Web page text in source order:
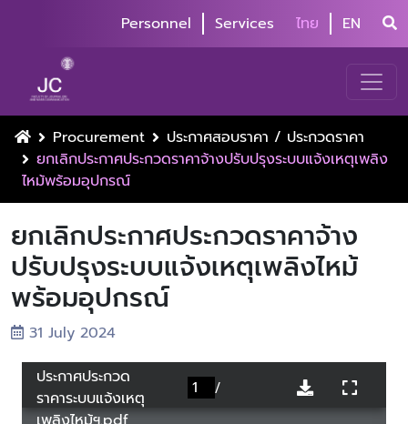
Personnel Services ไทย EN
Procurement
ประกาศสอบราคา / ประกวดราคา
ยกเลิกประกาศประกวดราคาจ้างปรับปรุงระบบแจ้งเหตุเพลิง
ไหม้พร้อมอุปกรณ์
ยกเลิกประกาศประกวดราคาจ้าง
ปรับปรุงระบบแจ้งเหตุเพลิงไหม้
พร้อมอุปกรณ์
31 July 2024